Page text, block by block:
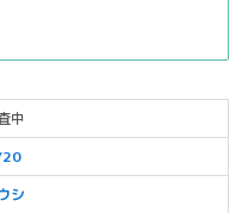
中
シ